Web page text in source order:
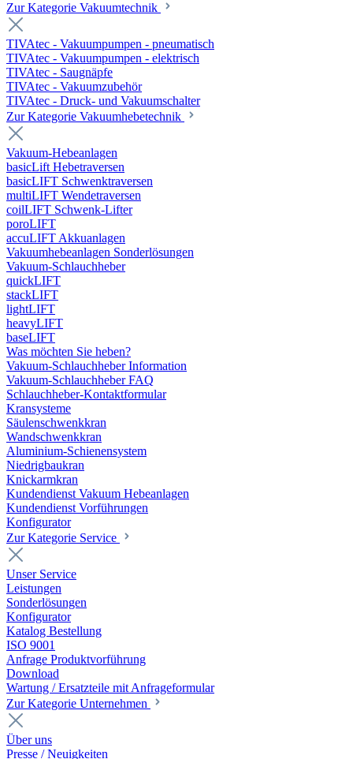
Zur Kategorie Vakuumtechnik
TIVAtec - Vakuumpumpen - pneumatisch
TIVAtec - Vakuumpumpen - elektrisch
TIVAtec - Saugnäpfe
TIVAtec - Vakuumzubehör
TIVAtec - Druck- und Vakuumschalter
Zur Kategorie Vakuumhebetechnik
Vakuum-Hebeanlagen
basicLift Hebetraversen
basicLIFT Schwenktraversen
multiLIFT Wendetraversen
coilLIFT Schwenk-Lifter
poroLIFT
accuLIFT Akkuanlagen
Vakuumhebeanlagen Sonderlösungen
Vakuum-Schlauchheber
quickLIFT
stackLIFT
lightLIFT
heavyLIFT
baseLIFT
Was möchten Sie heben?
Vakuum-Schlauchheber Information
Vakuum-Schlauchheber FAQ
Schlauchheber-Kontaktformular
Kransysteme
Säulenschwenkkran
Wandschwenkkran
Aluminium-Schienensystem
Niedrigbaukran
Knickarmkran
Kundendienst Vakuum Hebeanlagen
Kundendienst Vorführungen
Konfigurator
Zur Kategorie Service
Unser Service
Leistungen
Sonderlösungen
Konfigurator
Katalog Bestellung
ISO 9001
Anfrage Produktvorführung
Download
Wartung / Ersatzteile mit Anfrageformular
Zur Kategorie Unternehmen
Über uns
Presse / Neuigkeiten